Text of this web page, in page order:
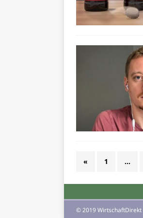
« 1 …
© 2019 WirtschaftDirekt